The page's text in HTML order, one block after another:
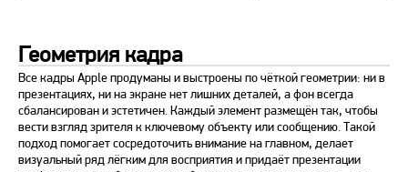
Геометрия кадра
Все кадры Apple продуманы и выстроены по чёткой геометрии: ни в
презентациях, ни на экране нет лишних деталей, а фон всегда
сбалансирован и эстетичен. Каждый элемент размещён так, чтобы
вести взгляд зрителя к ключевому объекту или сообщению. Такой
подход помогает сосредоточить внимание на главном, делает
визуальный ряд лёгким для восприятия и придаёт презентации